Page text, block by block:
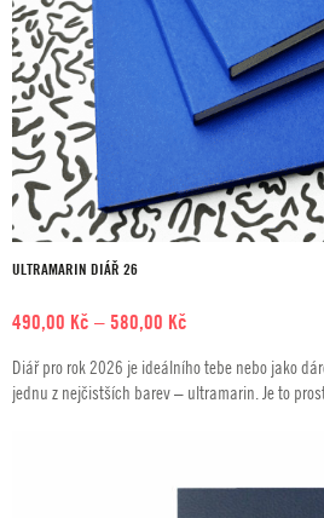
ULTRAMARIN DIÁŘ 26
490,00 Kč –580,00 Kč
490,00 Kč
až
Diář pro rok 2026 je ideálního tebe nebo jako
jednu z nejčistších barev – ultramarin. Je to